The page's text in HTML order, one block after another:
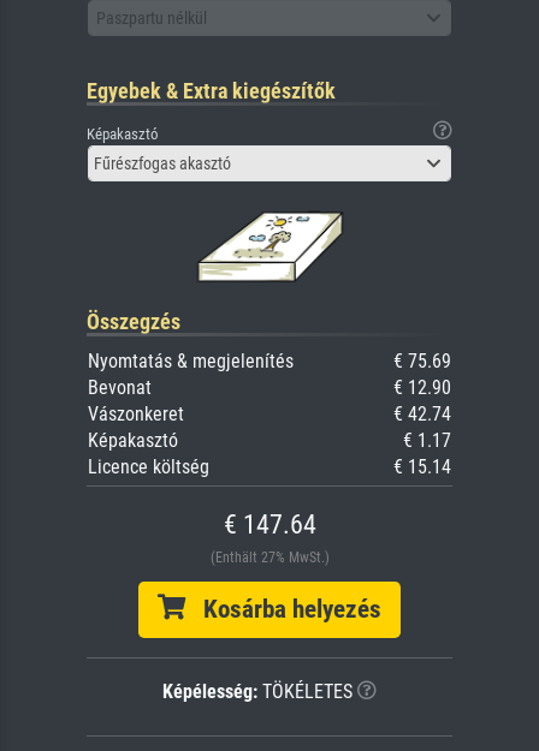
Paszpartu nélkül
Egyebek & Extra kiegészítők
Képakasztó
Fűrészfogas akasztó
Összegzés
Nyomtatás & megjelenítés
€ 75.69
Bevonat
€ 12.90
Vászonkeret
€ 42.74
Képakasztó
€ 1.17
Licence költség
€ 15.14
€ 147.64
(Enthält 27% MwSt.)
Kosárba helyezés
Képélesség: TÖKÉLETES